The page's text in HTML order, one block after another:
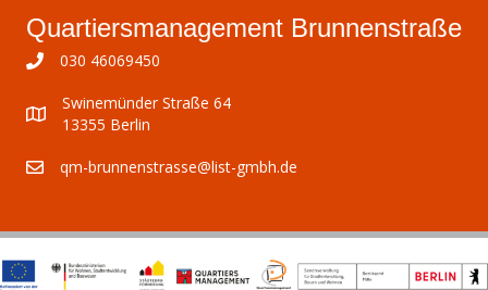
Quartiersmanagement Brunnenstraße
030 46069450
Swinemünder Straße 64
13355 Berlin
qm-brunnenstrasse@list-gmbh.de